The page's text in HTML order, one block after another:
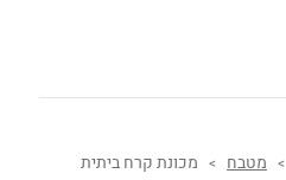
> מטבח > מכונת קרח ביתית